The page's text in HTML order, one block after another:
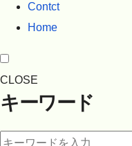
Contct
Home
CLOSE
キーワード